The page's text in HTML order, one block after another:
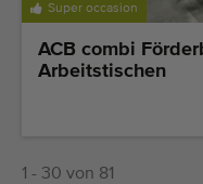
Super occasion
ACB combi
Arbeitstischen
1 - 30 von 81